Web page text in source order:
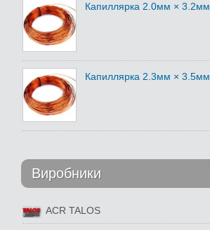
Капиллярка 2.0мм × 3.2мм
Капиллярка 2.3мм × 3.5мм
Виробники
ACR TALOS